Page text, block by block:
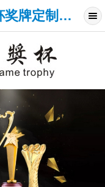
水晶奖杯-金属奖杯-奖杯奖牌定制-厦门礼名扬水晶工艺品网